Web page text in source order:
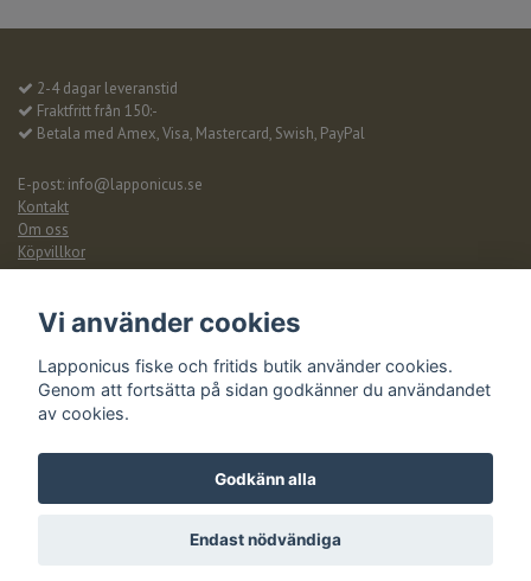
2-4 dagar leveranstid
Fraktfritt från 150:-
Betala med Amex, Visa, Mastercard, Swish, PayPal
E-post: info@lapponicus.se
Kontakt
Om oss
Köpvillkor
Powered by Quickbutik
Vi använder cookies
Lapponicus fiske och fritids butik använder cookies.
Genom att fortsätta på sidan godkänner du användandet
av cookies.
Godkänn alla
Endast nödvändiga